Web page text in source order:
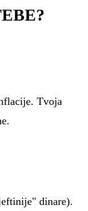
Tvoja
dinare).